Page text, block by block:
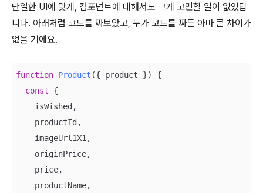
단일한 UI에 맞게, 컴포넌트에 대해서도 크게 고민할 일이 없었답
니다. 아래처럼 코드를 짜보았고, 누가 코드를 짜든 아마 큰 차이가
없을 거에요.
function Product ({ product }) {
const {
    isWished,
    productId,
    imageUrl1X1,
    originPrice,
    price,
    productName,